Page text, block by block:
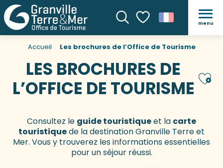
Recherche
Voir les favoris
menu
Accueil Les brochures de l’Office de Tourisme
LES BROCHURES DE
L’OFFICE DE TOURISME
Consultez le guide touristiqueet la carte
touristiquede la destination Granville Terre et
Mer. Vous y trouverez les informations essentielles
pour un séjour réussi.